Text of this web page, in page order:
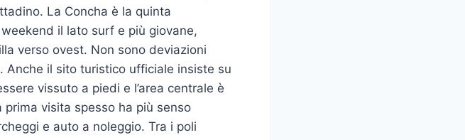
La Concha è la quinta
il lato surf e più giovane,
verso ovest. Non sono deviazioni
Anche il sito turistico ufficiale insiste su
vissuto a piedi e l’area centrale è
visita spesso ha più senso
e auto a noleggio. Tra i poli